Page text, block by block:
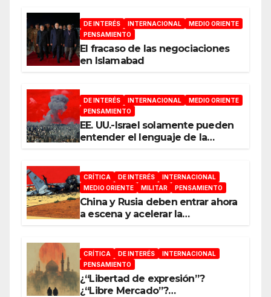
DE INTERÉS INTERNACIONAL
MEDIO ORIENTE
PENSAMIENTO
El fracaso de las negociaciones
en Islamabad
DE INTERÉS INTERNACIONAL
MEDIO ORIENTE
PENSAMIENTO
EE. UU.-Israel solamente pueden
entender el lenguaje de la
CRÍTICA DE INTERÉS
INTERNACIONAL
MEDIO ORIENTE
MILITAR PENSAMIENTO
China y Rusia deben entrar ahora
a escena y acelerar la
CRÍTICA DE INTERÉS
INTERNACIONAL
PENSAMIENTO
¿“Libertad de expresión”?
¿“Libre Mercado”?